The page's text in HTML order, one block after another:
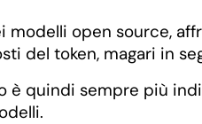
modelli open source,
del token, magari in
è quindi sempre più